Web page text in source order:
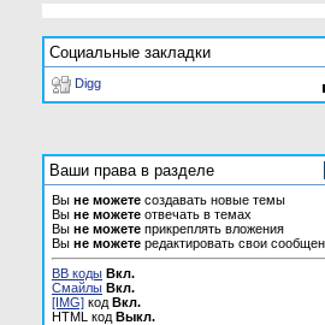
Социальные закладки
Digg
Ваши права в разделе
Вы не можете создавать новые темы
Вы не можете отвечать в темах
Вы не можете прикреплять вложения
Вы не можете редактировать свои
BB коды Вкл.
Смайлы Вкл.
[IMG] код Вкл.
HTML код Выкл.